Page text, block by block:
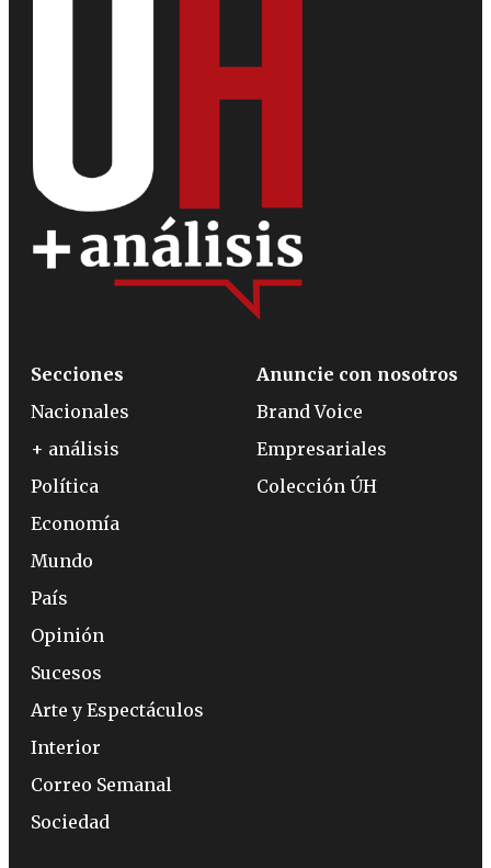
Secciones
Nacionales
+ análisis
Política
Economía
Mundo
País
Opinión
Sucesos
Arte y Espectáculos
Interior
Correo Semanal
Sociedad
Anuncie con nosotros
Brand Voice
Empresariales
Colección ÚH